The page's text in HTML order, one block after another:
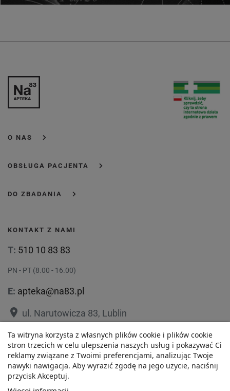
52,63 zł
Najniższa cena w ciągu
ostatnich 30 dni :
52,63 zł
- +
O NAS
OBSŁUGA PACJENTA
DO ZBADANIA
KONTAKT Z NAMI
T: 510 10 83 83
PN - PT (8.00 - 16.00)
E: apteka@na83.pl
place ul. Narutowicza 83, Lublin
placeul. 1 Maja 36, Lublin
Ta witryna korzysta z własnych plików cookie i plików cookie
stron trzecich w celu ulepszenia naszych usług i pokazywać Ci
reklamy związane z Twoimi preferencjami, analizując Twoje
nawyki nawigacja. Aby wyrazić zgodę na jego użycie, naciśnij
przycisk Akceptuj.